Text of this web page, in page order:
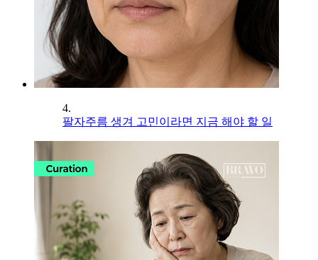
4.
팔자주름 생겨 고민이라면 지금 해야 할 일